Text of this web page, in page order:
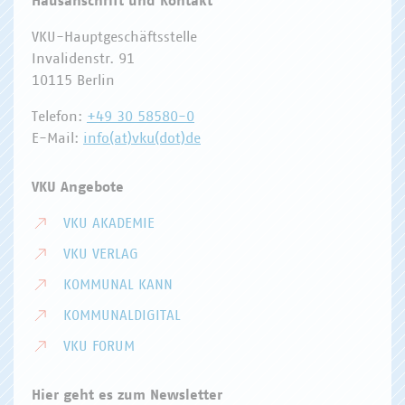
VKU-Hauptgeschäftsstelle
Invalidenstr. 91
10115 Berlin
Telefon: +49 30 58580-0
E-Mail: info(at)vku(dot)de
VKU Angebote
VKU AKADEMIE
VKU VERLAG
KOMMUNAL KANN
KOMMUNALDIGITAL
VKU FORUM
Hier geht es zum Newsletter